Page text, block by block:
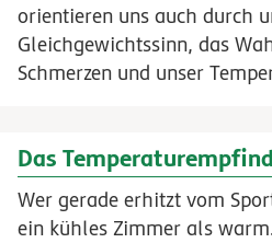
orientieren uns auch durch
Gleichgewichtssinn, das
Schmerzen und unser
Das
Wer gerade erhitzt vom
ein kühles Zimmer als